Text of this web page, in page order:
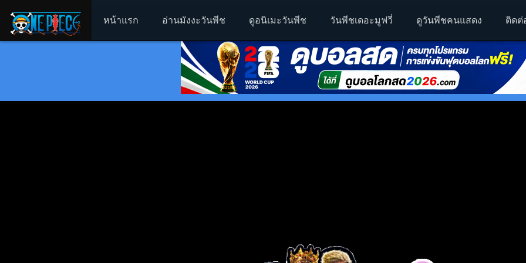
หน้าแรก อ่านมังงะวันพีช ดูอนิเมะวันพีช วันพีชเดอะมูฟวี่ ดูวันพีชคนแสดง ติดต่